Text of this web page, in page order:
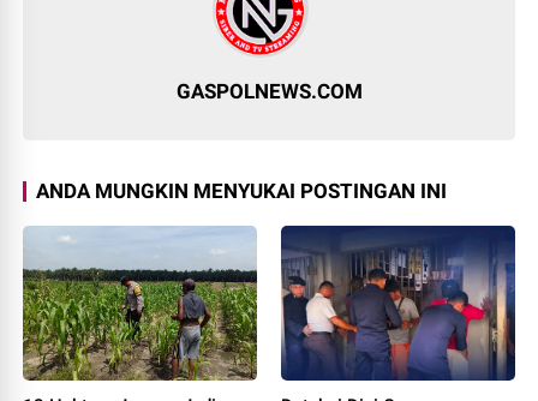
GASPOLNEWS.COM
ANDA MUNGKIN MENYUKAI POSTINGAN INI